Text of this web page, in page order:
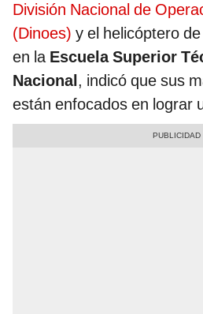
División Nacional de
(Dinoes) y el helicóptero
en la Escuela Superior
Nacional, indicó que sus
están enfocados en lograr